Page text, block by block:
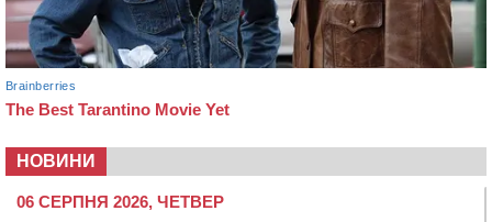
НОВИНИ
06 СЕРПНЯ 2026, ЧЕТВЕР